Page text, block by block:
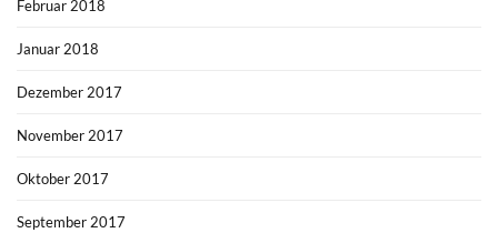
Februar 2018
Januar 2018
Dezember 2017
November 2017
Oktober 2017
September 2017